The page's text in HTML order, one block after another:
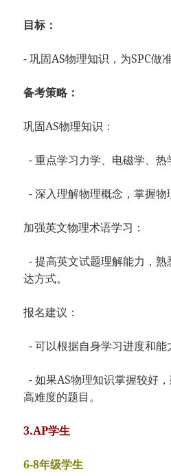
目标：
- 巩固AS物理知识，为SPC做准
备考策略：
巩固AS物理知识：
- 重点学习力学、电磁学、热
- 深入理解物理概念，掌握物
加强英文物理术语学习：
- 提高英文试题理解能力，
达方式。
报名建议：
- 可以根据自身学习进度和能
- 如果AS物理知识掌握较好
高难度的题目。
3.AP学生
6-8年级学生